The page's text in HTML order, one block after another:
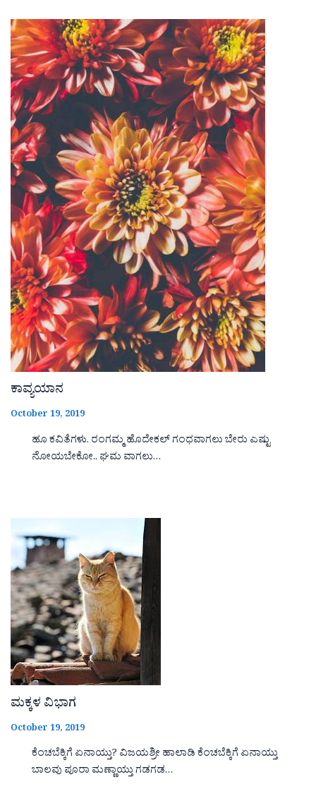
ಕಾವ್ಯಯಾನ
October 19, 2019
ಹೂ ಕವಿತೆಗಳು. ರಂಗಮ್ಮ ಹೊದೇಕಲ್ ಗಂಧವಾಗಲು ಬೇರು ಎಷ್ಟು
ನೋಯಬೇಕೋ.. ಘಮ ವಾಗಲು…
ಮಕ್ಕಳ ವಿಭಾಗ
October 19, 2019
ಕೆಂಚಬೆಕ್ಕಿಗೆ ಏನಾಯ್ತು? ವಿಜಯಶ್ರೀ ಹಾಲಾಡಿ ಕೆಂಚಬೆಕ್ಕಿಗೆ ಏನಾಯ್ತು
ಬಾಲವು ಪೂರಾ ಮಣ್ಣಾಯ್ತು ಗಡಗಡ…